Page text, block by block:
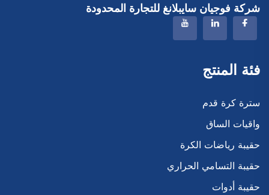
شركة فوجيان سايبلانغ للتجارة المحدودة
فئة المنتج
سترة كرة قدم
واقيات الساق
حقيبة رياضات الكرة
حقيبة التسامي الحراري
حقيبة أدوات